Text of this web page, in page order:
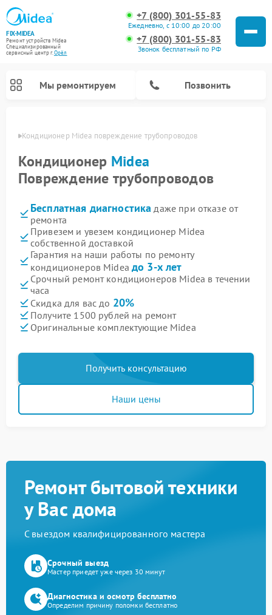
FIX-MIDEA
Ремонт устройств Midea
Специализированный
cервисный центр г.Орёл
+7 (800) 301-55-83
Ежедневно, с 10:00 до 20:00
+7 (800) 301-55-83
Звонок бесплатный по РФ
Мы ремонтируем Позвонить
Кондиционер Midea повреждение трубопроводов
Кондиционер Midea
Повреждение трубопроводов
Бесплатная диагностика даже при отказе от
ремонта
Привезем и увезем кондиционер Midea
собственной доставкой
Гарантия на наши работы по ремонту
кондиционеров Mideaдо 3-х лет
Срочный ремонт кондиционеров Midea в течении
часа
Скидка для вас до 20%
Получите 1500 рублей на ремонт
Оригинальные комплектующие Midea
Получить консультацию
Наши цены
Ремонт бытовой техники
у Вас дома
С выездом квалифицированного мастера
Срочный выезд
Мастер приедет уже через 30 минут
Диагностика и осмотр бесплатно
Определим причину поломки бесплатно